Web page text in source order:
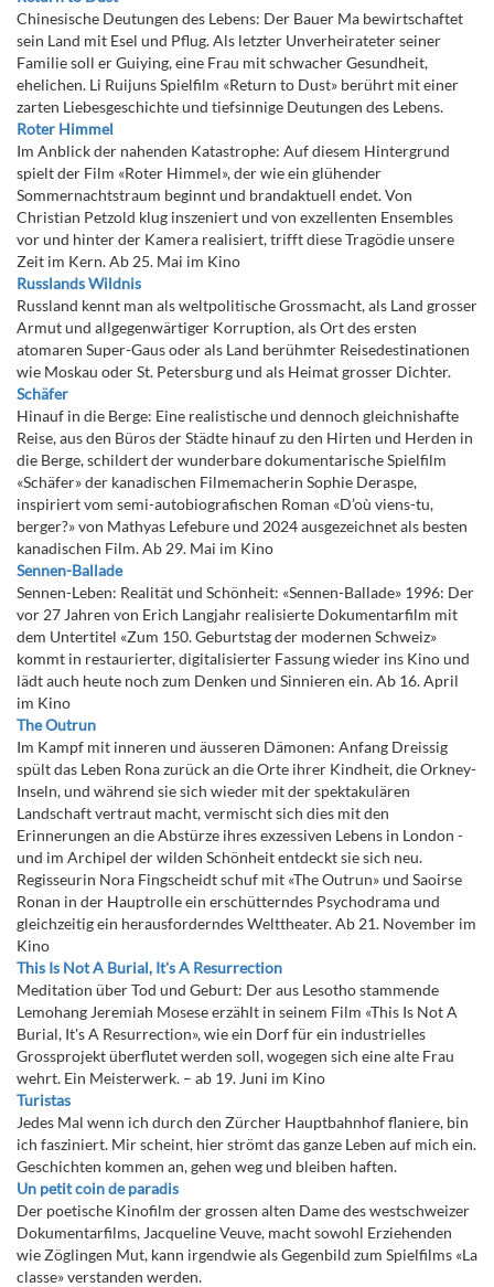
Chinesische Deutungen des Lebens: Der Bauer Ma bewirtschaftet
sein Land mit Esel und Pflug. Als letzter Unverheirateter seiner
Familie soll er Guiying, eine Frau mit schwacher Gesundheit,
ehelichen. Li Ruijuns Spielfilm «Return to Dust» berührt mit einer
zarten Liebesgeschichte und tiefsinnige Deutungen des Lebens.
Roter Himmel
Im Anblick der nahenden Katastrophe: Auf diesem Hintergrund
spielt der Film «Roter Himmel», der wie ein glühender
Sommernachtstraum beginnt und brandaktuell endet. Von
Christian Petzold klug inszeniert und von exzellenten Ensembles
vor und hinter der Kamera realisiert, trifft diese Tragödie unsere
Zeit im Kern. Ab 25. Mai im Kino
Russlands Wildnis
Russland kennt man als weltpolitische Grossmacht, als Land grosser
Armut und allgegenwärtiger Korruption, als Ort des ersten
atomaren Super-Gaus oder als Land berühmter Reisedestinationen
wie Moskau oder St. Petersburg und als Heimat grosser Dichter.
Schäfer
Hinauf in die Berge: Eine realistische und dennoch gleichnishafte
Reise, aus den Büros der Städte hinauf zu den Hirten und Herden in
die Berge, schildert der wunderbare dokumentarische Spielfilm
«Schäfer» der kanadischen Filmemacherin Sophie Deraspe,
inspiriert vom semi-autobiografischen Roman «D’où viens-tu,
berger?» von Mathyas Lefebure und 2024 ausgezeichnet als besten
kanadischen Film. Ab 29. Mai im Kino
Sennen-Ballade
Sennen-Leben: Realität und Schönheit: «Sennen-Ballade» 1996: Der
vor 27 Jahren von Erich Langjahr realisierte Dokumentarfilm mit
dem Untertitel «Zum 150. Geburtstag der modernen Schweiz»
kommt in restaurierter, digitalisierter Fassung wieder ins Kino und
lädt auch heute noch zum Denken und Sinnieren ein. Ab 16. April
im Kino
The Outrun
Im Kampf mit inneren und äusseren Dämonen: Anfang Dreissig
spült das Leben Rona zurück an die Orte ihrer Kindheit, die Orkney-
Inseln, und während sie sich wieder mit der spektakulären
Landschaft vertraut macht, vermischt sich dies mit den
Erinnerungen an die Abstürze ihres exzessiven Lebens in London -
und im Archipel der wilden Schönheit entdeckt sie sich neu.
Regisseurin Nora Fingscheidt schuf mit «The Outrun» und Saoirse
Ronan in der Hauptrolle ein erschütterndes Psychodrama und
gleichzeitig ein herausforderndes Welttheater. Ab 21. November im
Kino
This Is Not A Burial, It's A Resurrection
Meditation über Tod und Geburt: Der aus Lesotho stammende
Lemohang Jeremiah Mosese erzählt in seinem Film «This Is Not A
Burial, It's A Resurrection», wie ein Dorf für ein industrielles
Grossprojekt überflutet werden soll, wogegen sich eine alte Frau
wehrt. Ein Meisterwerk. – ab 19. Juni im Kino
Turistas
Jedes Mal wenn ich durch den Zürcher Hauptbahnhof flaniere, bin
ich fasziniert. Mir scheint, hier strömt das ganze Leben auf mich ein.
Geschichten kommen an, gehen weg und bleiben haften.
Un petit coin de paradis
Der poetische Kinofilm der grossen alten Dame des westschweizer
Dokumentarfilms, Jacqueline Veuve, macht sowohl Erziehenden
wie Zöglingen Mut, kann irgendwie als Gegenbild zum Spielfilms «La
classe» verstanden werden.